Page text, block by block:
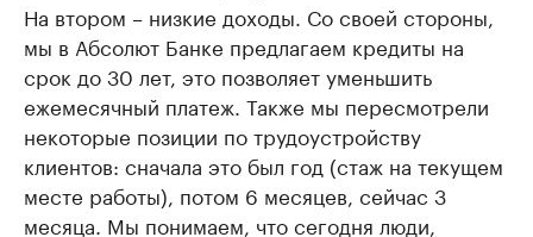
На втором – низкие доходы. Со своей стороны,
мы в Абсолют Банке предлагаем кредиты на
срок до 30 лет, это позволяет уменьшить
ежемесячный платеж. Также мы пересмотрели
некоторые позиции по трудоустройству
клиентов: сначала это был год (стаж на текущем
месте работы), потом 6 месяцев, сейчас 3
месяца. Мы понимаем, что сегодня люди,